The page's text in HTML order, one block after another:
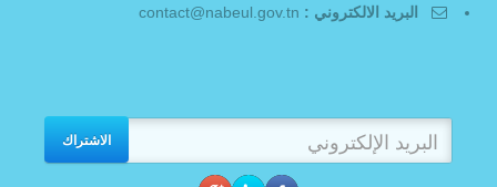
البريد الالكتروني :
الاشتراك